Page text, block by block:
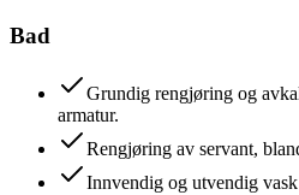
Bad
Grundig rengjøring og
armatur.
Rengjøring av servant,
Innvendig og utvendig